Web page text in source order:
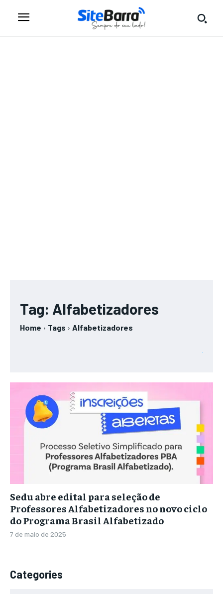
Tag: Alfabetizadores
Home Tags Alfabetizadores
Sedu abre edital para seleção de
Professores Alfabetizadores no novo ciclo
do Programa Brasil Alfabetizado
7 de maio de 2025
Categories